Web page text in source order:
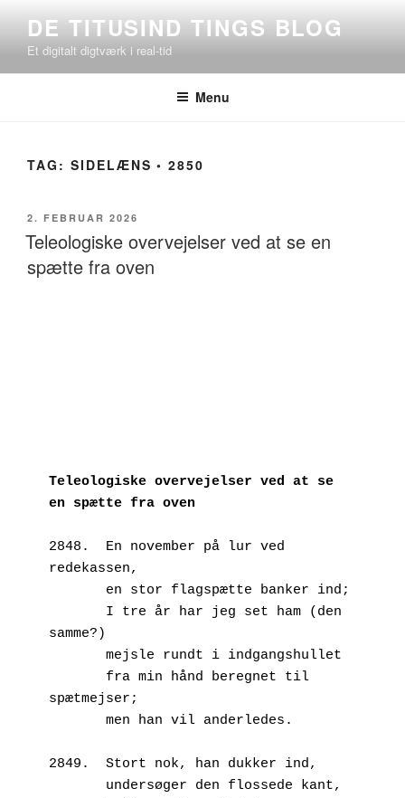
indhold
DE TITUSIND TINGS BLOG
Et digitalt digtværk i real-tid
Menu
TAG: SIDELÆNS ◦ 2850
UDGIVET
DEN
2. FEBRUAR 2026
Teleologiske overvejelser ved at se en
spætte fra oven
Teleologiske overvejelser ved at se
en spætte fra oven
2848.  En november på lur ved
redekassen,
       en stor flagspætte banker ind;
samme?)
       mejsle rundt i indgangshullet
spætmejser;
       men han vil anderledes.
2849.  Stort nok, han dukker ind,
       undersøger den flossede kant,